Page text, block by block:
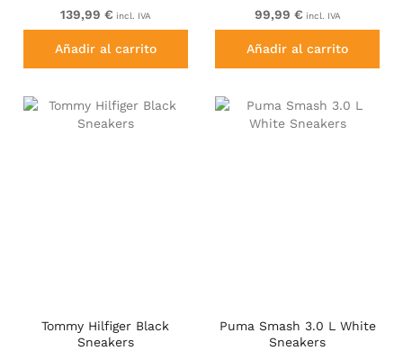
139,99 € incl. IVA
Añadir al carrito
99,99 € incl. IVA
Añadir al carrito
Tommy Hilfiger Black
Sneakers
Puma Smash 3.0 L White
Sneakers